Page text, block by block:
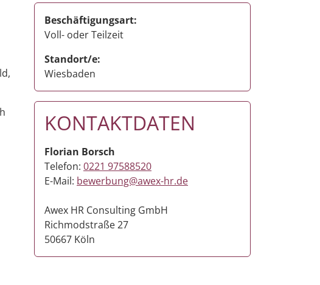
Beschäftigungsart:
Voll- oder Teilzeit
Standort/e:
Wiesbaden
KONTAKTDATEN
Florian Borsch
Telefon: 0221 97588520
E-Mail: bewerbung@awex-hr.de
Awex HR Consulting GmbH
Richmodstraße 27
50667 Köln